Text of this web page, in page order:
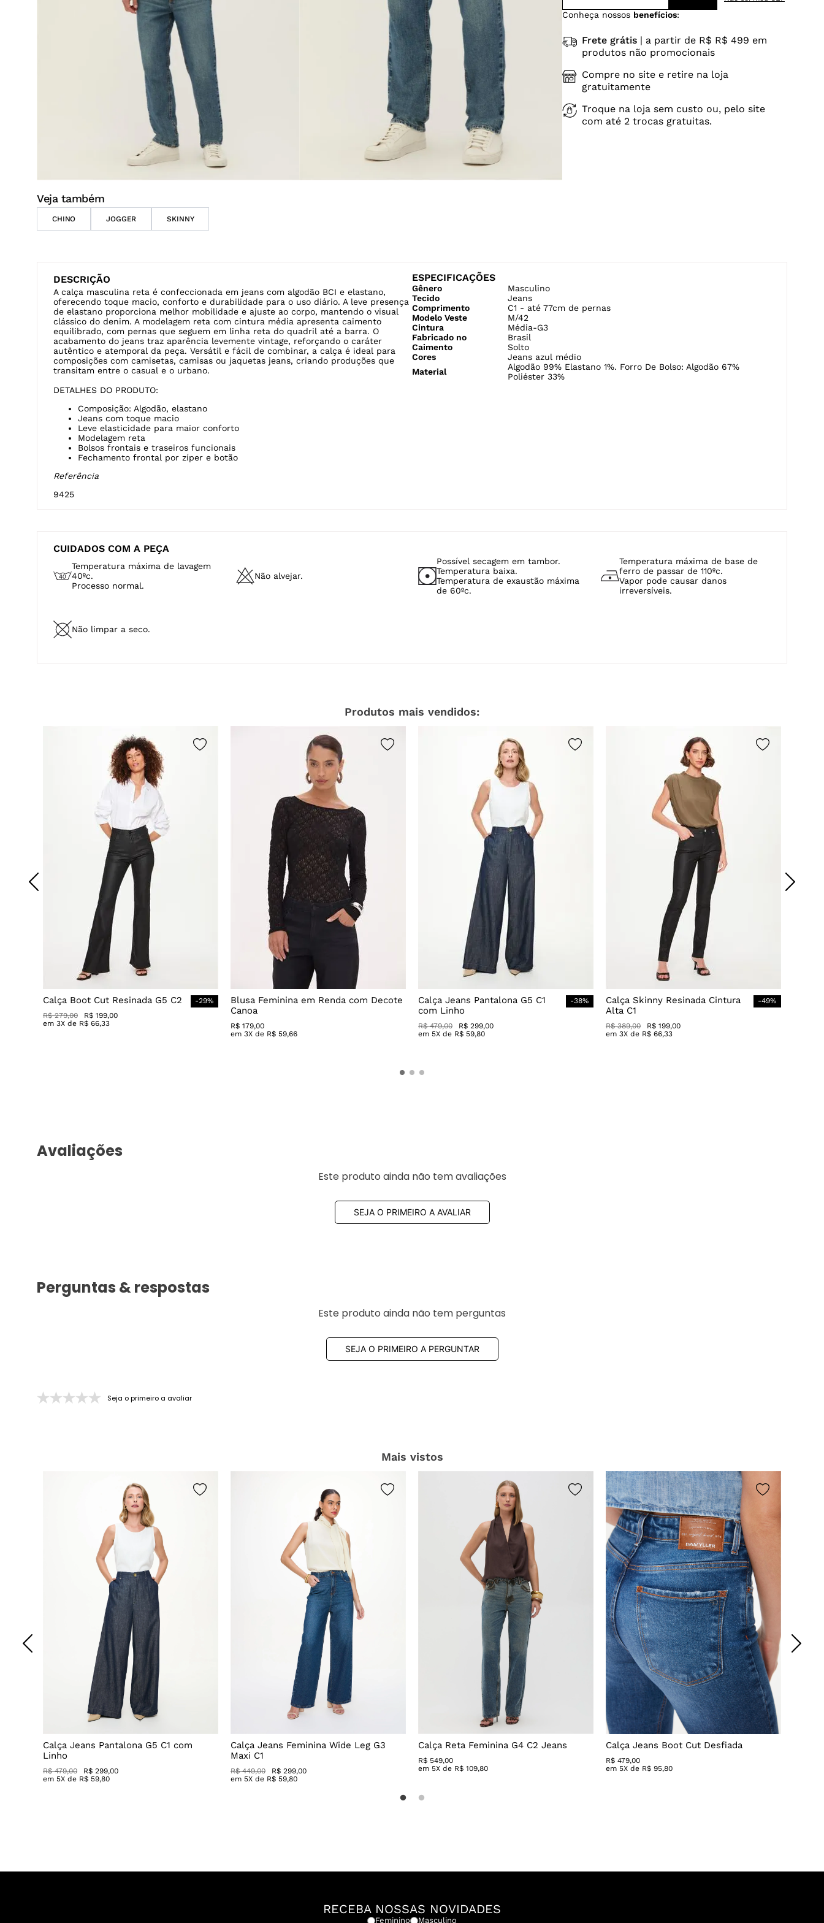
Conheça nossos benefícios:
Frete grátis| a partir de R$ R$ 499 em
produtos não promocionais
Compre no site e retire na loja
gratuitamente
Troque na loja sem custo ou, pelo site
com até 2 trocas gratuitas.
Veja também
CHINO JOGGER SKINNY
DESCRIÇÃO
A calça masculina reta é confeccionada em jeans com algodão BCI e elastano,
oferecendo toque macio, conforto e durabilidade para o uso diário. A leve presença
de elastano proporciona melhor mobilidade e ajuste ao corpo, mantendo o visual
clássico do denim. A modelagem reta com cintura média apresenta caimento
equilibrado, com pernas que seguem em linha reta do quadril até a barra. O
acabamento do jeans traz aparência levemente vintage, reforçando o caráter
autêntico e atemporal da peça. Versátil e fácil de combinar, a calça é ideal para
composições com camisetas, camisas ou jaquetas jeans, criando produções que
transitam entre o casual e o urbano.
DETALHES DO PRODUTO:
Composição: Algodão, elastano
Jeans com toque macio
Leve elasticidade para maior conforto
Modelagem reta
Bolsos frontais e traseiros funcionais
Fechamento frontal por zíper e botão
Referência
9425
ESPECIFICAÇÕES
Gênero
Masculino
Tecido
Jeans
Comprimento
C1 - até 77cm de pernas
Modelo Veste
M/42
Cintura
Média-G3
Fabricado no
Brasil
Caimento
Solto
Cores
Jeans azul médio
Material
Algodão 99% Elastano 1%. Forro De Bolso: Algodão 67%
Poliéster 33%
CUIDADOS COM A PEÇA
Temperatura máxima de lavagem
40ºc.
Processo normal.
Não alvejar.
Possível secagem em tambor.
Temperatura baixa.
Temperatura de exaustão máxima
de 60ºc.
Temperatura máxima de base de
ferro de passar de 110ºc.
Vapor pode causar danos
irreversíveis.
Não limpar a seco.
Produtos mais vendidos:
Calça Boot Cut Resinada G5 C2 -29%
R$ 279,00 R$ 199,00
em3X de R$ 66,33
Blusa Feminina em Renda com Decote
Canoa
R$ 179,00
em3X de R$ 59,66
Calça Jeans Pantalona G5 C1
com Linho
-38%
R$ 479,00 R$ 299,00
em 5X de R$ 59,80
Calça Skinny Resinada Cintura
Alta C1
-49%
R$ 389,00 R$ 199,00
em3X de R$ 66,33
Avaliações
Este produto ainda não tem avaliações
SEJA O PRIMEIRO A AVALIAR
Perguntas & respostas
Este produto ainda não tem perguntas
SEJA O PRIMEIRO A PERGUNTAR
Seja o primeiro a avaliar
Mais vistos
Calça Jeans Pantalona G5 C1 com
Linho
R$ 479,00
R$ 299,00
em 5X de R$ 59,80
Calça Jeans Feminina Wide Leg G3
Maxi C1
R$ 449,00
R$ 299,00
em 5X de R$ 59,80
Calça Reta Feminina G4 C2 Jeans
R$ 549,00
em 5X de R$ 109,80
Calça Jeans Boot Cut Desfiada
R$ 479,00
em 5X de R$ 95,80
RECEBA NOSSAS NOVIDADES
Feminino Masculino